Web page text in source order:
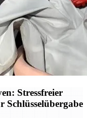
Stressfreier
Schlüsselübergabe